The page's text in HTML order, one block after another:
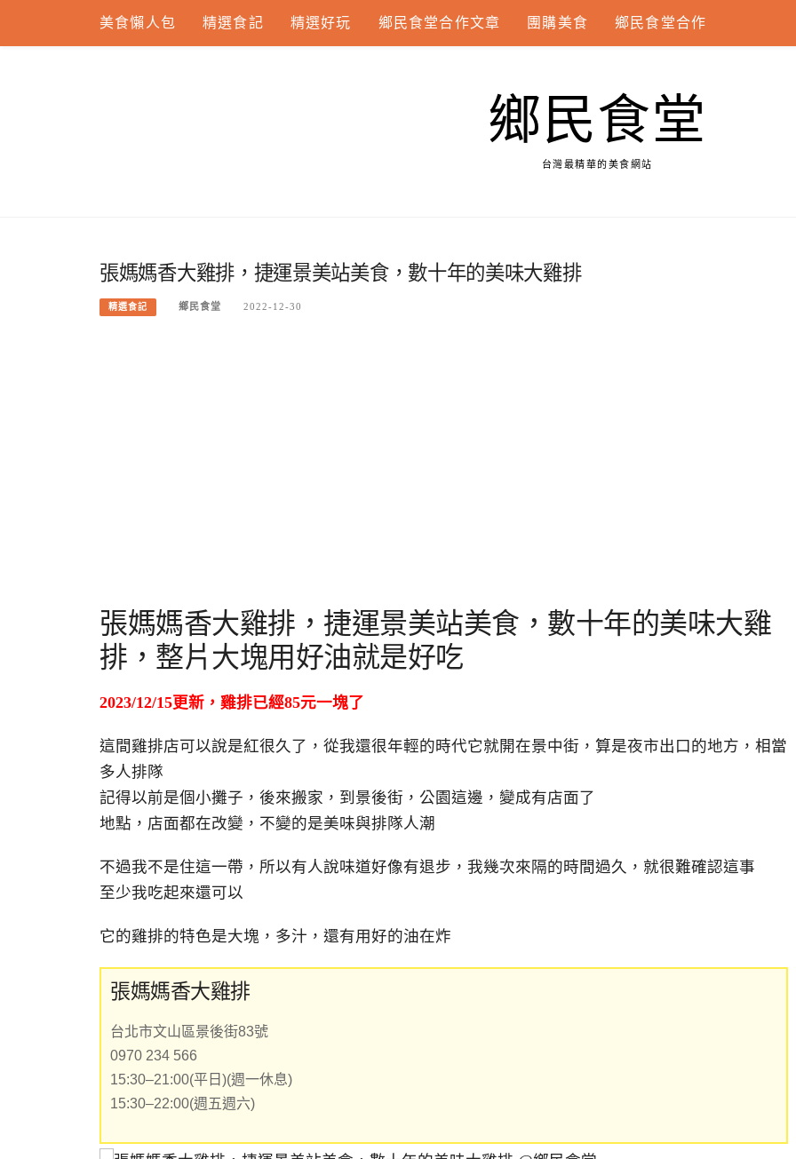
content
美食懶人包 精選食記 精選好玩 鄉民食堂合作文章 團購美食 鄉民食堂合作
鄉民食堂
台灣最精華的美食網站
張媽媽香大雞排，捷運景美站美食，數十年的美味大雞排
精選食記 鄉民食堂 2022-12-30
張媽媽香大雞排，捷運景美站美食，數十年的美味大雞
排，整片大塊用好油就是好吃
2023/12/15更新，雞排已經85元一塊了
這間雞排店可以說是紅很久了，從我還很年輕的時代它就開在景中街，算是夜市出口的地方，相當
多人排隊
記得以前是個小攤子，後來搬家，到景後街，公園這邊，變成有店面了
地點，店面都在改變，不變的是美味與排隊人潮
不過我不是住這一帶，所以有人說味道好像有退步，我幾次來隔的時間過久，就很難確認這事
至少我吃起來還可以
它的雞排的特色是大塊，多汁，還有用好的油在炸
張媽媽香大雞排
台北市文山區景後街83號
0970 234 566
15:30–21:00(平日)(週一休息)
15:30–22:00(週五週六)